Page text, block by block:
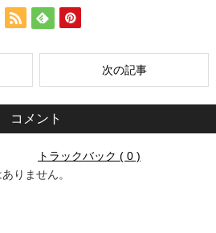
次の記事
コメント
トラックバック ( 0 )
りません。